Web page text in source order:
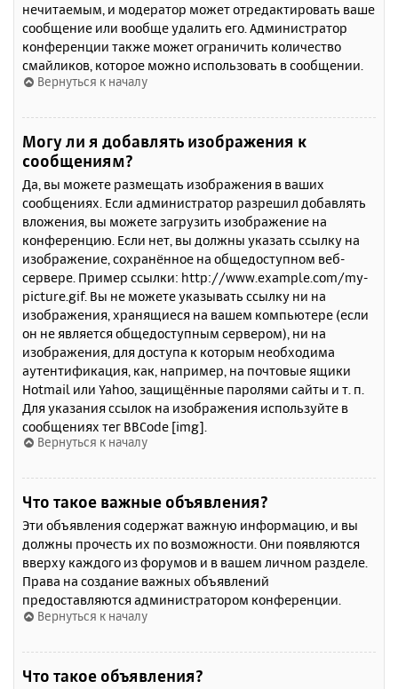
нечитаемым, и модератор может отредактировать ваше
сообщение или вообще удалить его. Администратор
конференции также может ограничить количество
смайликов, которое можно использовать в сообщении.
Вернуться к началу
Могу ли я добавлять изображения к
сообщениям?
Да, вы можете размещать изображения в ваших
сообщениях. Если администратор разрешил добавлять
вложения, вы можете загрузить изображение на
конференцию. Если нет, вы должны указать ссылку на
изображение, сохранённое на общедоступном веб-
сервере. Пример ссылки: http://www.example.com/my-
picture.gif. Вы не можете указывать ссылку ни на
изображения, хранящиеся на вашем компьютере (если
он не является общедоступным сервером), ни на
изображения, для доступа к которым необходима
аутентификация, как, например, на почтовые ящики
Hotmail или Yahoo, защищённые паролями сайты и т. п.
Для указания ссылок на изображения используйте в
сообщениях тег BBCode [img].
Вернуться к началу
Что такое важные объявления?
Эти объявления содержат важную информацию, и вы
должны прочесть их по возможности. Они появляются
вверху каждого из форумов и в вашем личном разделе.
Права на создание важных объявлений
предоставляются администратором конференции.
Вернуться к началу
Что такое объявления?